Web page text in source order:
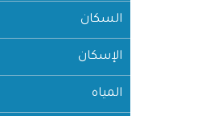
السكان
الإسكان
المياه